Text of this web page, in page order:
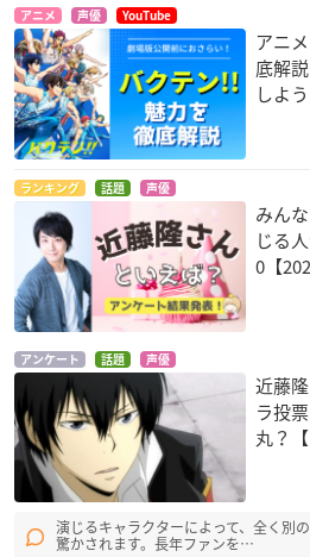
アニメ 声優 YouTube
アニ
底解
しよ
ランキング 話題 声優
みん
じる
0【
アンケート 話題 声優
近藤
ラ投
丸？
演じるキャラクターによって、全く別
驚かされます。長年ファンを…